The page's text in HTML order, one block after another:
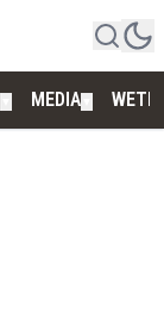
MEDIA